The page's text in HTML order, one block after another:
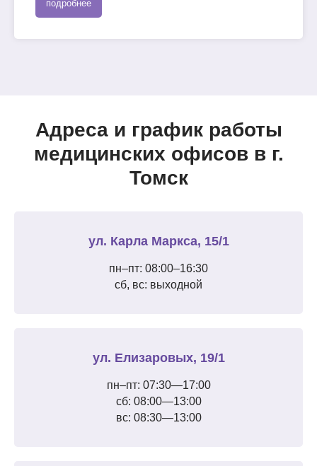
подробнее
Адреса и график работы
медицинских офисов в г.
Томск
ул. Карла Маркса, 15/1
пн–пт: 08:00–16:30
сб, вс: выходной
ул. Елизаровых, 19/1
пн–пт: 07:30—17:00
сб: 08:00—13:00
вс: 08:30—13:00